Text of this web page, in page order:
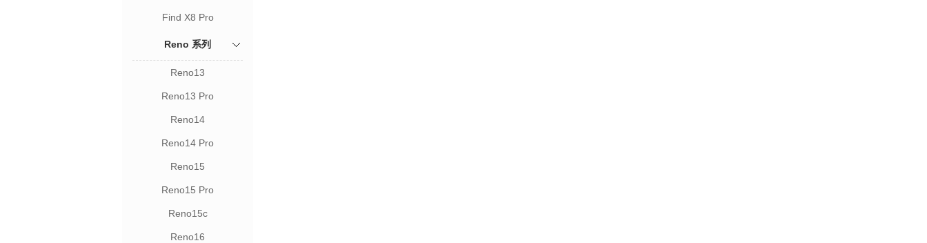
Find X8 Pro
Reno 系列
Reno13
Reno13 Pro
Reno14
Reno14 Pro
Reno15
Reno15 Pro
Reno15c
Reno16